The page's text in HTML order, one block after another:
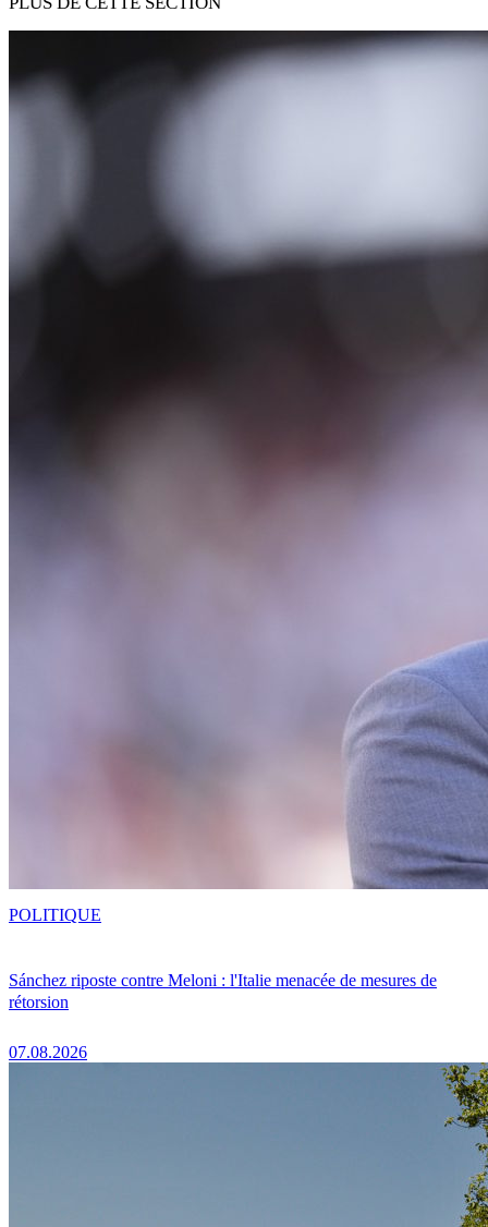
Sánchez riposte contre Meloni : l'Italie menacée de mesures de
rétorsion
07.08.2026
POLITIQUE